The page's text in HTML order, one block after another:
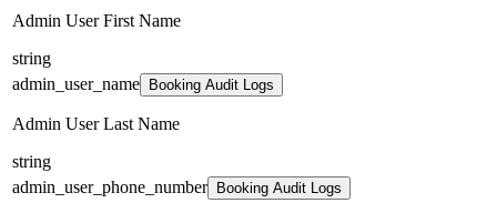
Admin User First Name
string
admin_user_name
Booking Audit Logs
Admin User Last Name
string
admin_user_phone_number
Booking Audit Logs